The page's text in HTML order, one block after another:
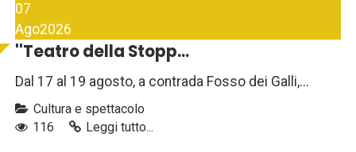
07
Ago2026
''Teatro della Stopp...
Dal 17 al 19 agosto, a contrada Fosso dei Galli,...
Cultura e spettacolo
116
Leggi tutto...